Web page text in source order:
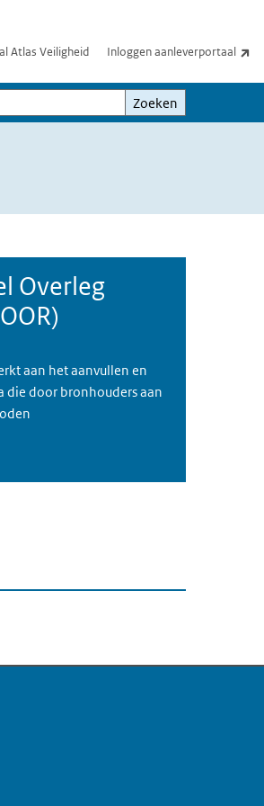
Atlas Veiligheid Inloggen aanleverportaal
Zoeken
Overleg
aan het aanvullen en
die door bronhouders aan